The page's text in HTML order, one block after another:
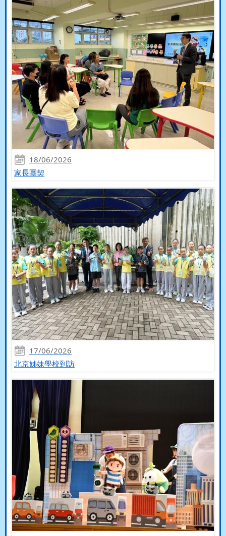
18/06/2026
家長團契
17/06/2026
北京姊妹學校到訪